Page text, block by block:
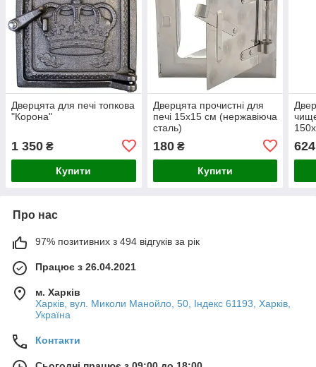
Дверцята для печі топкова
"Корона"
1 350 ₴
Купити
Дверцята прочистні для
печі 15х15 см (нержавіюча
сталь)
180₴
Купити
624
Про нас
97% позитивних з 494 відгуків за рік
Працює з 26.04.2021
м. Харків
Харків, вул. Миколи Манойло, 50, Індекс 61193, Харків,
Україна
Контакти